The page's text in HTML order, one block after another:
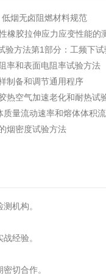
烟无卤阻燃材料规范
橡胶拉伸应力应变性能的
验方法第1部分：工频下试
率和表面电阻率试验方法
制备和调节通用程序
热空气加速老化和耐热试
量流动速率和熔体体积
烟密度试验方法
机构。
经验。
切合作。